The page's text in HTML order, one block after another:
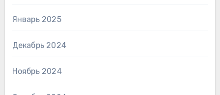
Январь 2025
Декабрь 2024
Ноябрь 2024